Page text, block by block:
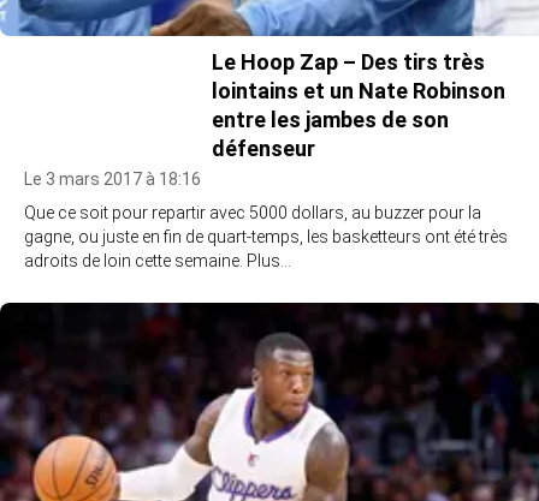
Le Hoop Zap – Des tirs très
lointains et un Nate Robinson
entre les jambes de son
défenseur
Le 3 mars 2017 à 18:16
Que ce soit pour repartir avec 5000 dollars, au buzzer pour la
gagne, ou juste en fin de quart-temps, les basketteurs ont été très
adroits de loin cette semaine. Plus…